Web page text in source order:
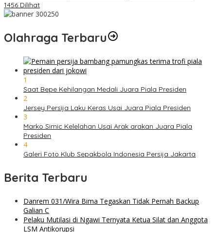
1456 Dilihat
Olahraga Terbaru
1
Saat Bepe Kehilangan Medali Juara Piala Presiden
2
Jersey Persija Laku Keras Usai Juara Piala Presiden
3
Marko Simic Kelelahan Usai Arak arakan Juara Piala
Presiden
4
Galeri Foto Klub Sepakbola Indonesia Persija Jakarta
Berita Terbaru
Danrem 031/Wira Bima Tegaskan Tidak Pernah Backup
Galian C
Pelaku Mutilasi di Ngawi Ternyata Ketua Silat dan Anggota
LSM Antikorupsi